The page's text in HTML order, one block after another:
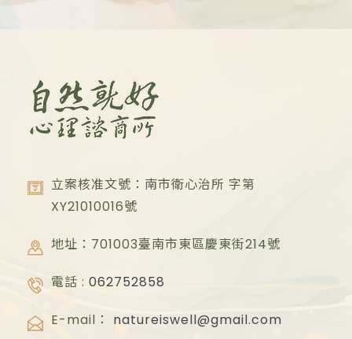
立案核准文號：南市衛心治所 字第
XY21010016號
地址：701003臺南市東區慶東街214號
電話 : 062752858
E-mail： natureiswell@gmail.com